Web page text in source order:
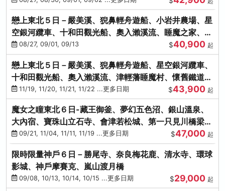
戀上東北５日－嚴美溪、猊鼻輕舟遊船、小岩井農場、星
空銀河纜車、十和田觀光船、奧入瀨溪流、睡魔之家、朱
紅社殿（仙台／青森）
08/27, 09/01, 09/13 $40,900 起
戀上東北５日－嚴美溪、猊鼻輕舟遊船、星空銀河纜車、
十和田觀光船、奧入瀨溪流、津輕藩睡魔村、懷舊鐵道
（青森／仙台）
11/19, 11/20, 11/21, 11/22 ...更多日期 $43,900 起
魔女之瞳東北６日-藏王御釜、夢幻五色沼、銀山溫泉、
大內宿、寶珠山立石寺、會津若松城、第一只見川橋梁、
燒肉吃到飽
09/21, 11/04, 11/11, 11/19 ...更多日期 $47,000 起
限時限量神戶６日－勝尾寺、奈良梅花鹿、清水寺、環球
影城、神戶摩賽克、嵐山渡月橋
09/08, 10/13, 10/14, 10/15 ...更多日期 $29,000 起